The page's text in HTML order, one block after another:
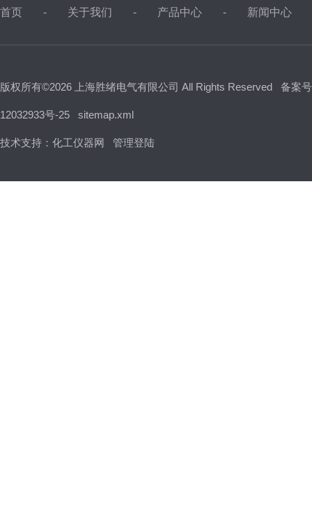
首页 关于我们 产品中心 新闻中心
版权所有©2026 上海胜绪电气有限公司 All Rights Reserved 备案
12032933号-25 sitemap.xml
技术支持： 化工仪器网 管理登陆